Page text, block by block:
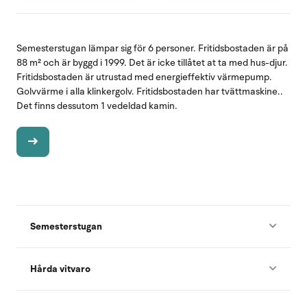
Semesterstugan lämpar sig för 6 personer. Fritidsbostaden är på
88 m² och är byggd i 1999. Det är icke tillåtet at ta med hus-djur.
Fritidsbostaden är utrustad med energieffektiv värmepump.
Golvvärme i alla klinkergolv. Fritidsbostaden har tvättmaskine..
Det finns dessutom 1 vedeldad kamin.
Semesterstugan
Hårda vitvaro